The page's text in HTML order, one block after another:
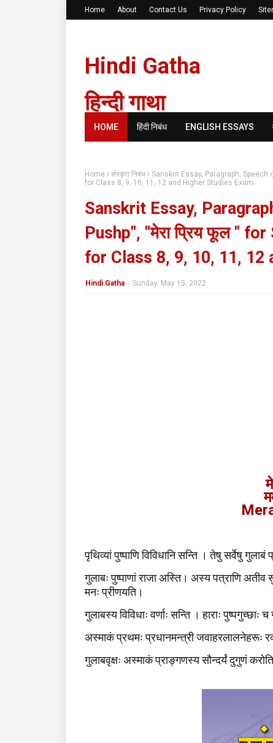
Home About Contact Us Privacy Policy
Hindi Gatha
हिन्दी गाथा
HOME हिंदी निबंध ENGLISH ESSAYS
Home संस्कृत निबंध
Sanskrit Essay, Paragraph, Speech
for Class 8, 9, 10, 11, 12 and Higher Studies Exam.
Sanskrit Essay,
Pushp", "मेरा प्रिय फूल "
for Class 8, 9, 10, 11, 12
Hindi Gatha - Sunday, May 15, 2022
पृथिव्यां पुष्पाणि विविधानि सन्ति । तेषु सर्वेषु गुलाबं
गुलाबः पुष्पाणां राजा अस्ति। अस्य पत्राणि
मनः प्रीणयति।
गुलाबस्य विविधाः वर्णाः सन्ति । हाराः
अस्माकं प्रथमः प्रधानमन्त्री जवाहरलालनेहरूः
गुलाबवृक्षः अस्माकं प्राङ्गणस्य सौन्दर्यं दुगुणं